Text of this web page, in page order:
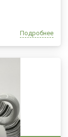
Подробнее